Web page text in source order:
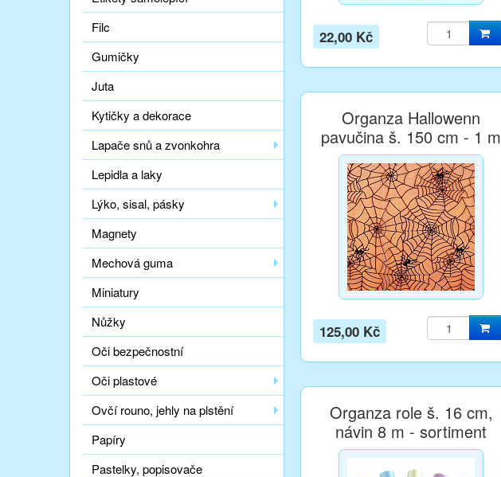
Filc
Gumičky
Juta
Kytičky a dekorace
Lapače snů a zvonkohra
Lepidla a laky
Lýko, sisal, pásky
Magnety
Mechová guma
Miniatury
Nůžky
Oči bezpečnostní
Oči plastové
Ovčí rouno, jehly na plstění
Papíry
Pastelky, popisovače
22,00 Kč
Organza Hallowenn
pavučina š. 150 cm - 1 m
125,00 Kč
Organza role š. 16 cm,
návin 8 m - sortiment